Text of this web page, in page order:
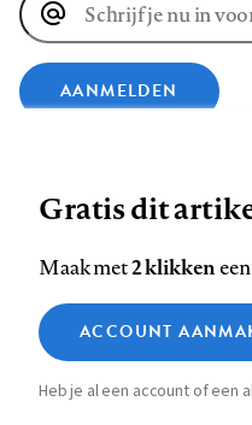
E-
AANMELDEN
ons
op
Facebook
ons
ons
Footer
navigation
Contact Colofon
Zie onze cookie policy
Functionele cookies
Analytische cookies
Marketing cookies
Gratis dit
Maak met2 klikken
ACCOUNT
Heb je al een account of een